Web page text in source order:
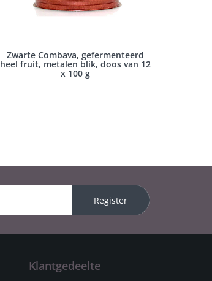
Zwarte Combava, gefermenteerd
heel fruit, metalen blik, doos van 12
x 100 g
Register
Klantgedeelte